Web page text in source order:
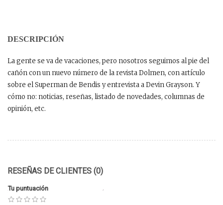
DESCRIPCIÓN
La gente se va de vacaciones, pero nosotros seguimos al pie del
cañón con un nuevo número de la revista Dolmen, con artículo
sobre el Superman de Bendis y entrevista a Devin Grayson. Y
cómo no: noticias, reseñas, listado de novedades, columnas de
opinión, etc.
RESEÑAS DE CLIENTES (0)
Tu puntuación